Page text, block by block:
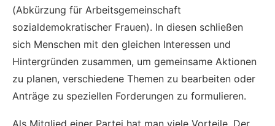
(Abkürzung für Arbeitsgemeinschaft
sozialdemokratischer Frauen). In diesen schließen
sich Menschen mit den gleichen Interessen und
Hintergründen zusammen, um gemeinsame Aktionen
zu planen, verschiedene Themen zu bearbeiten oder
Anträge zu speziellen Forderungen zu formulieren.